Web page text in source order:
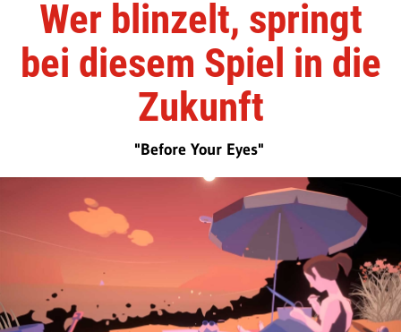
Wer blinzelt, springt
bei diesem Spiel in die
Zukunft
"Before Your Eyes"